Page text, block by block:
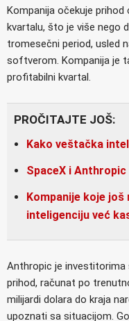
Kompanija očekuje prihod
kvartalu, što je više nego
tromesečni period, usled
softverom. Kompanija je
profitabilni kvartal.
PROČITAJTE JOŠ:
Kako veštačka
SpaceX i
Kompanije koje
inteligenciju već
Anthropic je investitorima
prihod, računat po
milijardi dolara do kraja
upoznati sa situacijom.